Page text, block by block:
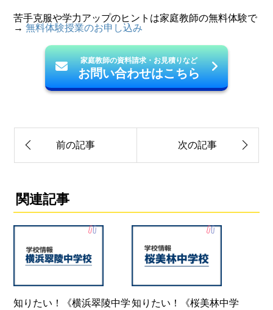
苦手克服や学力アップのヒントは家庭教師の無料体験で
→無料体験授業のお申し込み
家庭教師の資料請求・お見積りなど
お問い合わせはこちら
前の記事 次の記事
関連記事
知りたい！《横浜翠陵中学知りたい！《桜美林中学